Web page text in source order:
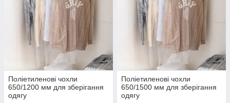
Поліетиленові чохли
650/1200 мм для зберігання
одягу
Поліетиленові чохли
650/1500 мм для зберігання
одягу